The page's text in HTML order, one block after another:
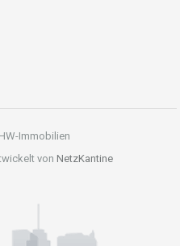
Immobilien
von NetzKantine